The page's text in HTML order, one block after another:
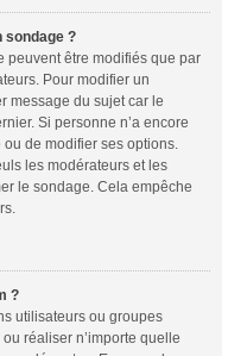
sondage ?
peuvent être modifiés que par
Pour modifier un
message du sujet car le
Si personne n’a encore
de modifier ses options.
les modérateurs et les
le sondage. Cela empêche
?
utilisateurs ou groupes
réaliser n’importe quelle